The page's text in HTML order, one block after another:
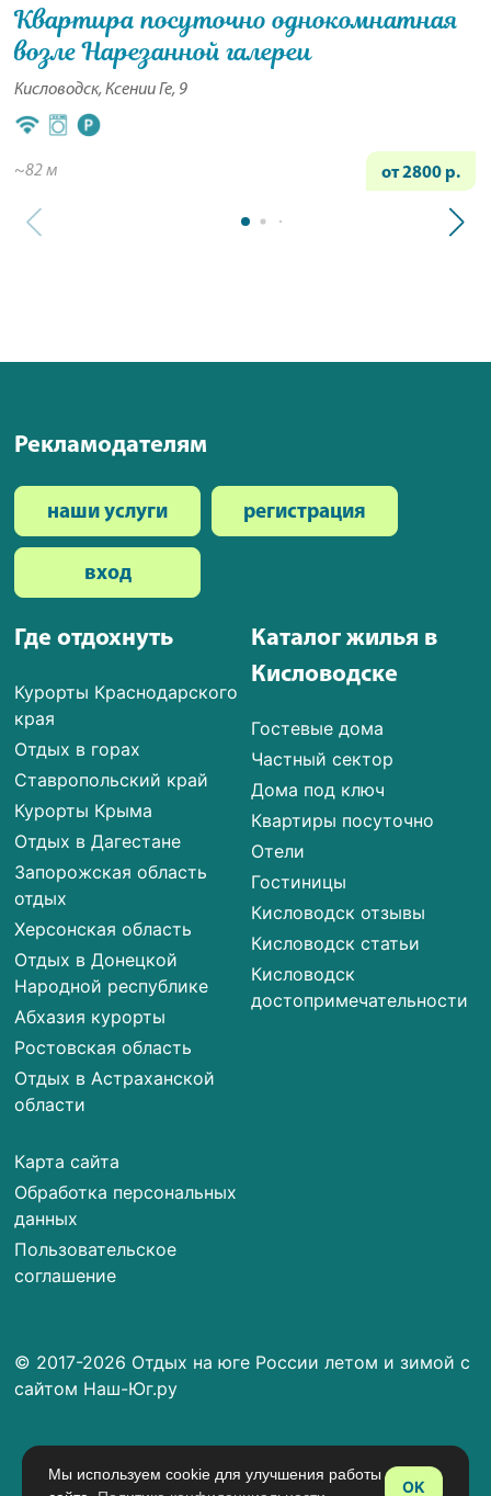
Квартира посуточно однокомнатная
возле Нарезанной галереи
Кисловодск, Ксении Ге, 9
~82 м от 2800 р.
Где отдохнуть
Курорты Краснодарского
края
Отдых в горах
Ставропольский край
Курорты Крыма
Отдых в Дагестане
Запорожская область
отдых
Херсонская область
Отдых в Донецкой
Народной республике
Абхазия курорты
Ростовская область
Отдых в Астраханской
области
Карта сайта
Обработка персональных
данных
Пользовательское
соглашение
Каталог жилья в
Кисловодске
Гостевые дома
Частный сектор
Дома под ключ
Квартиры посуточно
Отели
Гостиницы
Кисловодск отзывы
Кисловодск статьи
Кисловодск
достопримечательности
Рекламодателям
наши услуги регистрация
вход
© 2017-2026 Отдых на юге России летом и зимой с
сайтом Наш-Юг.ру
Мы используем cookie для улучшения работы
OK